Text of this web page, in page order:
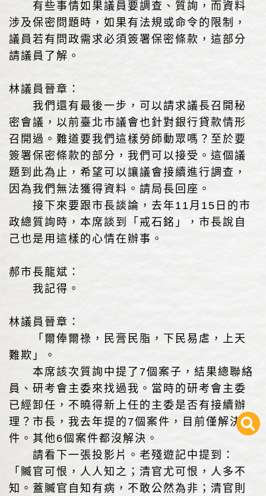
有些事情如果議員要調查、質詢，而資料
涉及保密問題時，如果有法規或命令的限制，
議員若有問政需求必須簽署保密條款，這部分
請議員了解。
林議員晉章：
我們還有最後一步，可以請求議長召開秘
密會議，以前臺北市議會也針對銀行貸款情形
召開過。難道要我們這樣勞師動眾嗎？至於要
簽署保密條款的部分，我們可以接受。這個議
題到此為止，希望可以讓議會接續進行調查，
因為我們無法獲得資料。請局長回座。
接下來要跟市長談論，去年11月15日的市
政總質詢時，本席談到「戒石銘」，市長說自
己也是用這樣的心情在辦事。
郝市長龍斌：
我記得。
林議員晉章：
「爾俸爾祿，民膏民脂，下民易虐，上天
難欺」。
本席該次質詢中提了7個案子，結果總聯絡
員、研考會主委來找過我。當時的研考會主委
已經卸任，不曉得新上任的主委是否有接續辦
理？市長，我去年提的7個案件，目前僅解決1
件。其他6個案件都沒解決。
請看下一張投影片。老殘遊記中提到：
「贓官可恨，人人知之；清官尤可恨，人多不
知。蓋贓官自知有病，不敢公然為非；清官則